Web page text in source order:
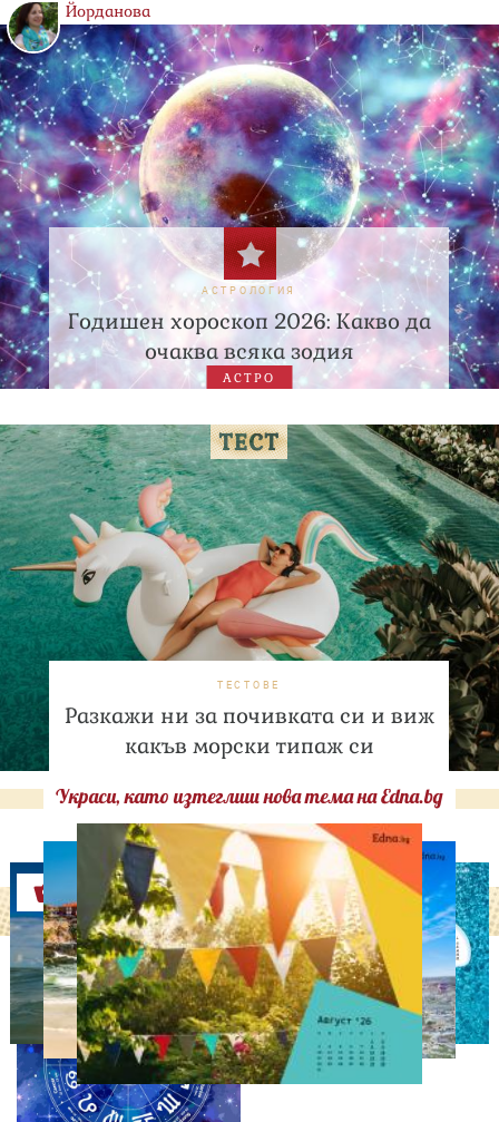
Йорданова
АСТРОЛОГИЯ
Годишен хороскоп 2026: Какво да
очаква всяка зодия
АСТРО
ТЕСТОВЕ
Разкажи ни за почивката си и виж
какъв морски типаж си
Украси, като изтеглиш нова тема на Edna.bg
Оферти
АСТРОЛОГИЯ
Дневен хороскоп за 6
август, четвъртък